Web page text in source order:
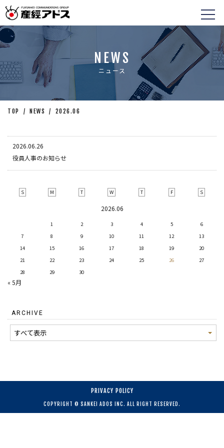
NEWS
ニュース
TOP / NEWS / 2026.06
2026.06.26
役員人事のお知らせ
S M T W T F S
2026.06
1 2 3 4 5
6
7
8 9 10 11 12
13
14
15 16 17 18 19
20
21
22 23 24 25 26
27
28
29 30
« 5月
ARCHIVE
PRIVACY POLICY
COPYRIGHT © SANKEI ADOS INC. ALL RIGHT RESERVED.